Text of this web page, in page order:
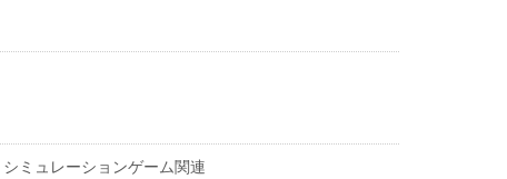
シミュレーションゲーム関連